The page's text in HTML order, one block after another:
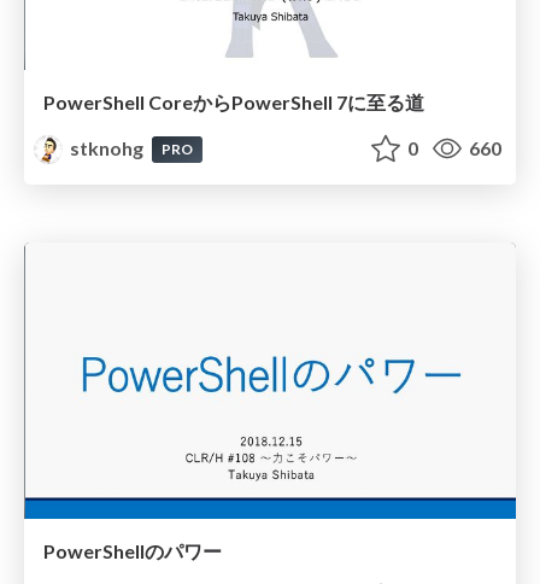
PowerShell CoreからPowerShell 7に至る道
stknohg
PRO 0 660
PowerShellのパワー